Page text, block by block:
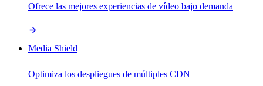
Ofrece las mejores experiencias de vídeo bajo demanda
Media Shield
Optimiza los despliegues de múltiples CDN